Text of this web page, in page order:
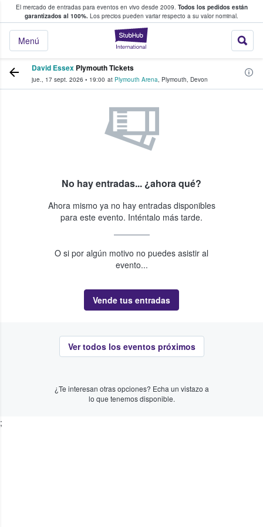
El mercado de entradas para eventos en vivo desde 2009. Todos los pedidos están
garantizados al 100%. Los precios pueden variar respecto a su valor nominal.
StubHub:
Menú
y venta de entradas entre fans
David Essex Plymouth Tickets
jue., 17 sept. 2026 • 19:00 at Plymouth Arena, Plymouth, Devon
No hay entradas... ¿ahora qué?
Ahora mismo ya no hay entradas disponibles
para este evento. Inténtalo más tarde.
O si por algún motivo no puedes asistir al
evento...
Vende tus entradas
Ver todos los eventos próximos
¿Te interesan otras opciones? Echa un vistazo a
lo que tenemos disponible.
;